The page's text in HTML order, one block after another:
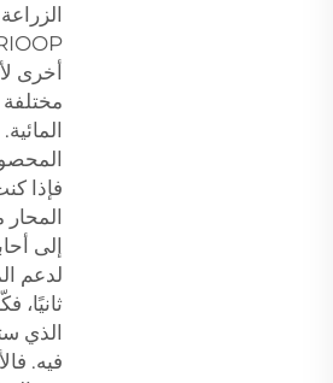
أخرى
فإذا
المحار
إلى
لدعم
ثانيًا،
الذي
فيه.